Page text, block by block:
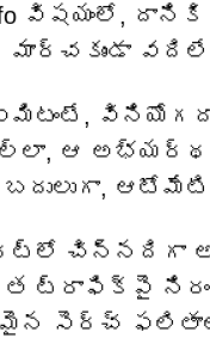
విషయంలో,
ఆ
చిన్నదిగా
ట్రాఫిక్‌పై
సెర్చ్